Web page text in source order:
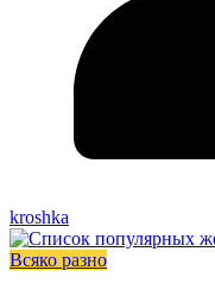
kroshka
Всяко разно